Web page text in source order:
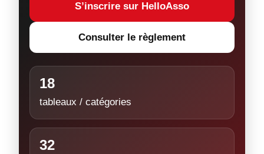
S’inscrire sur HelloAsso
Consulter le règlement
18
tableaux / catégories
32